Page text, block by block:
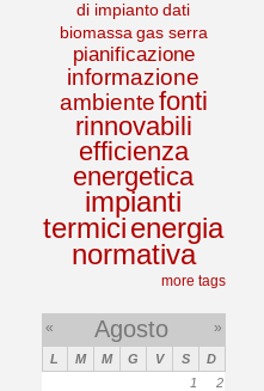
di impianto dati
biomassa gas serra
pianificazione
informazione
ambientefonti
rinnovabili
efficienza
energetica
impianti
termicienergia
normativa
more tags
« Agosto »
L M M G V S
D
1
2